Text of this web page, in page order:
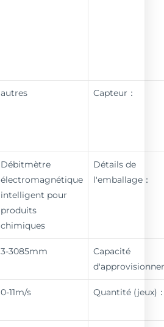
autres Capteur：
Débitmètre
électromagnétique
intelligent pour
produits
chimiques
Détails de
l'emballage：
3-3085mm
Capacité
0-11m/s Quantité (jeux)